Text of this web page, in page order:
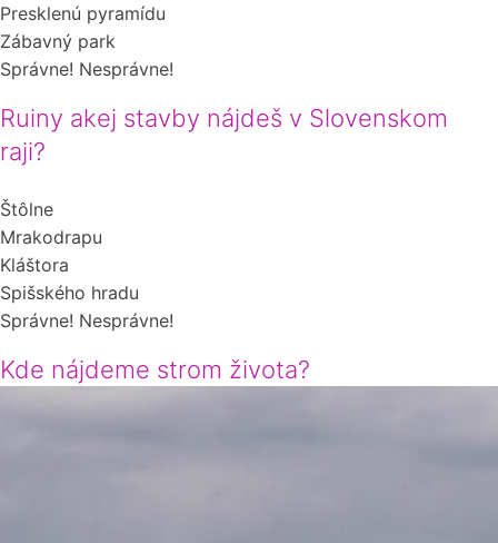
Presklenú pyramídu
Zábavný park
Správne! Nesprávne!
Ruiny akej stavby nájdeš v Slovenskom
raji?
Štôlne
Mrakodrapu
Kláštora
Spišského hradu
Správne! Nesprávne!
Kde nájdeme strom života?